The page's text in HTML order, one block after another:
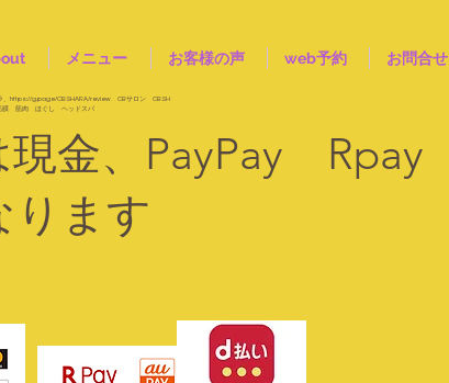
メニュー お客様の声 web予約 お問合せ
https://g.page/CBSHARA/review CBサロン CBSH
筋膜 筋肉 ほぐし ヘッドスパ
現金、PayPay Rpay
ります